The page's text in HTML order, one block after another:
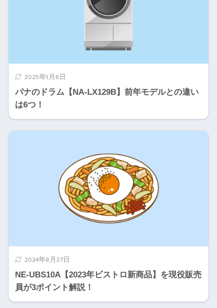
2025年1月8日
パナのドラム【NA-LX129B】前年モデルとの違い
は6つ！
2024年8月27日
NE-UBS10A【2023年ビストロ新商品】を現役販売
員が3ポイント解説！